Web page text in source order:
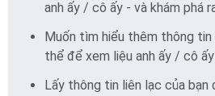
anh ấy / cô ấy - và khám phá
Muốn tìm hiểu thêm thông
thể để xem liệu anh ấy / cô
Lấy thông tin liên lạc của bạn